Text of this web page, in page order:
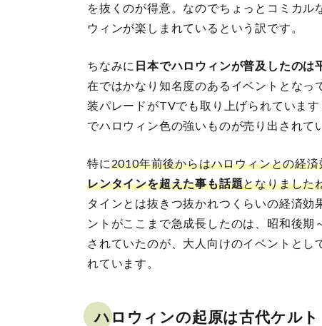
を抜くのが得意。なのでちょっとコミカ
ウィンが楽しまれているという訳です。
ちなみに 日本でハロウィンが普及したのは
在ではかなり知名度のあるイベントとな
装パレードがTVでも取り上げられていま
でハロウィン色の強いものが売り出されて
特に2010年前後からはハロウィンとの経
レンタインを超えた事も話題となりました
タインとは抜きつ抜かれつくらいの経済
ントがここまで急成長したのは、昭和後
されていたのが、大人向けのイベントと
れています。
ハロウィンの起原は古代ケルト